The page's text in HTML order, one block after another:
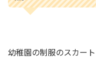
幼稚園の制服のスカー